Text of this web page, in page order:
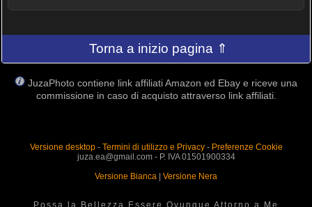
Torna a inizio pagina ⇑
JuzaPhoto contiene link affiliati Amazon ed Ebay e riceve una
commissione in caso di acquisto attraverso link affiliati.
Versione desktop- Termini di utilizzo e Privacy- Preferenze Cookie
juza.ea@gmail.com - P. IVA 01501900334
Versione Bianca
Versione Nera